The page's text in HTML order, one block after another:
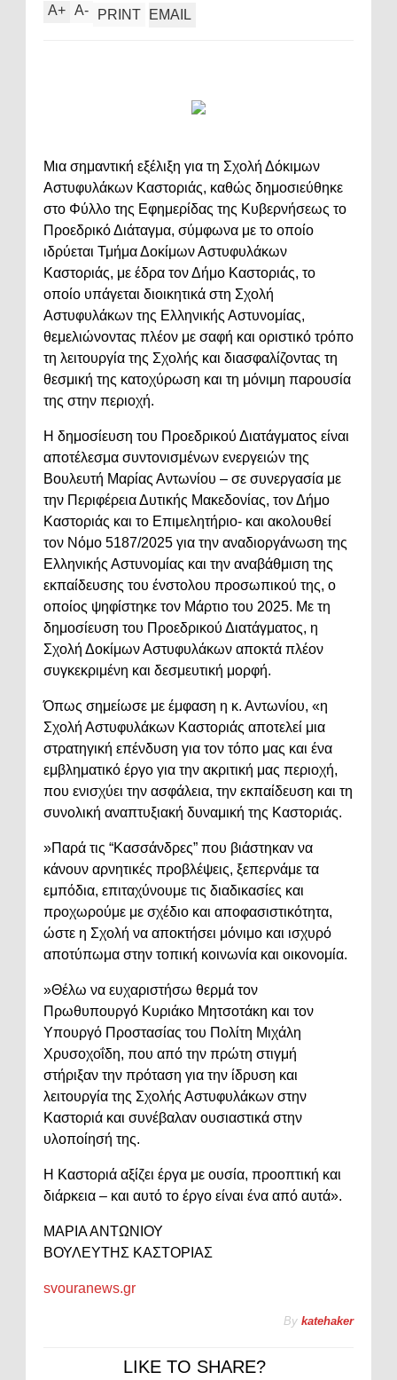
A+ A- PRINT EMAIL
Μια σημαντική εξέλιξη για τη Σχολή Δόκιμων
Αστυφυλάκων Καστοριάς, καθώς δημοσιεύθηκε
στο Φύλλο της Εφημερίδας της Κυβερνήσεως το
Προεδρικό Διάταγμα, σύμφωνα με το οποίο
ιδρύεται Τμήμα Δοκίμων Αστυφυλάκων
Καστοριάς, με έδρα τον Δήμο Καστοριάς, το
οποίο υπάγεται διοικητικά στη Σχολή
Αστυφυλάκων της Ελληνικής Αστυνομίας,
θεμελιώνοντας πλέον με σαφή και οριστικό τρόπο
τη λειτουργία της Σχολής και διασφαλίζοντας τη
θεσμική της κατοχύρωση και τη μόνιμη παρουσία
της στην περιοχή.
Η δημοσίευση του Προεδρικού Διατάγματος είναι
αποτέλεσμα συντονισμένων ενεργειών της
Βουλευτή Μαρίας Αντωνίου – σε συνεργασία με
την Περιφέρεια Δυτικής Μακεδονίας, τον Δήμο
Καστοριάς και το Επιμελητήριο- και ακολουθεί
τον Νόμο 5187/2025 για την αναδιοργάνωση της
Ελληνικής Αστυνομίας και την αναβάθμιση της
εκπαίδευσης του ένστολου προσωπικού της, ο
οποίος ψηφίστηκε τον Μάρτιο του 2025. Με τη
δημοσίευση του Προεδρικού Διατάγματος, η
Σχολή Δοκίμων Αστυφυλάκων αποκτά πλέον
συγκεκριμένη και δεσμευτική μορφή.
Όπως σημείωσε με έμφαση η κ. Αντωνίου, «η
Σχολή Αστυφυλάκων Καστοριάς αποτελεί μια
στρατηγική επένδυση για τον τόπο μας και ένα
εμβληματικό έργο για την ακριτική μας περιοχή,
που ενισχύει την ασφάλεια, την εκπαίδευση και τη
συνολική αναπτυξιακή δυναμική της Καστοριάς.
»Παρά τις “Κασσάνδρες” που βιάστηκαν να
κάνουν αρνητικές προβλέψεις, ξεπερνάμε τα
εμπόδια, επιταχύνουμε τις διαδικασίες και
προχωρούμε με σχέδιο και αποφασιστικότητα,
ώστε η Σχολή να αποκτήσει μόνιμο και ισχυρό
αποτύπωμα στην τοπική κοινωνία και οικονομία.
»Θέλω να ευχαριστήσω θερμά τον
Πρωθυπουργό Κυριάκο Μητσοτάκη και τον
Υπουργό Προστασίας του Πολίτη Μιχάλη
Χρυσοχοΐδη, που από την πρώτη στιγμή
στήριξαν την πρόταση για την ίδρυση και
λειτουργία της Σχολής Αστυφυλάκων στην
Καστοριά και συνέβαλαν ουσιαστικά στην
υλοποίησή της.
Η Καστοριά αξίζει έργα με ουσία, προοπτική και
διάρκεια – και αυτό το έργο είναι ένα από αυτά».
ΜΑΡΙΑ ΑΝΤΩΝΙΟΥ
ΒΟΥΛΕΥΤΗΣ ΚΑΣΤΟΡΙΑΣ
svouranews.gr
By katehaker
LIKE TO SHARE?